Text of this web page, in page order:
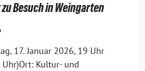
zu Besuch in Weingarten
17. Januar 2026, 19 Uhr
Kultur- und